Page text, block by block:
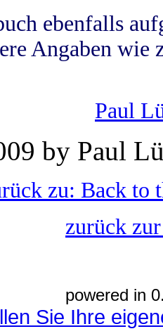
ebenfalls
Angaben wie
Paul
by Paul
zu: Back to
zurück
powered in
Sie Ihre